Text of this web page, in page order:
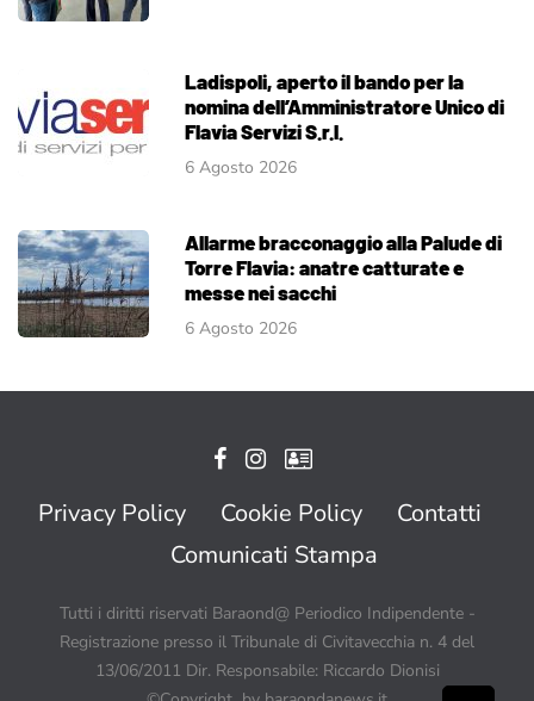
Ladispoli, aperto il bando per la
nomina dell’Amministratore Unico di
Flavia Servizi S.r.l.
6 Agosto 2026
Allarme bracconaggio alla Palude di
Torre Flavia: anatre catturate e
messe nei sacchi
6 Agosto 2026
Privacy Policy Cookie Policy
Contatti
Comunicati Stampa
Tutti i diritti riservati Baraond@ Periodico Indipendente -
Registrazione presso il Tribunale di Civitavecchia n. 4 del
13/06/2011 Dir. Responsabile: Riccardo Dionisi